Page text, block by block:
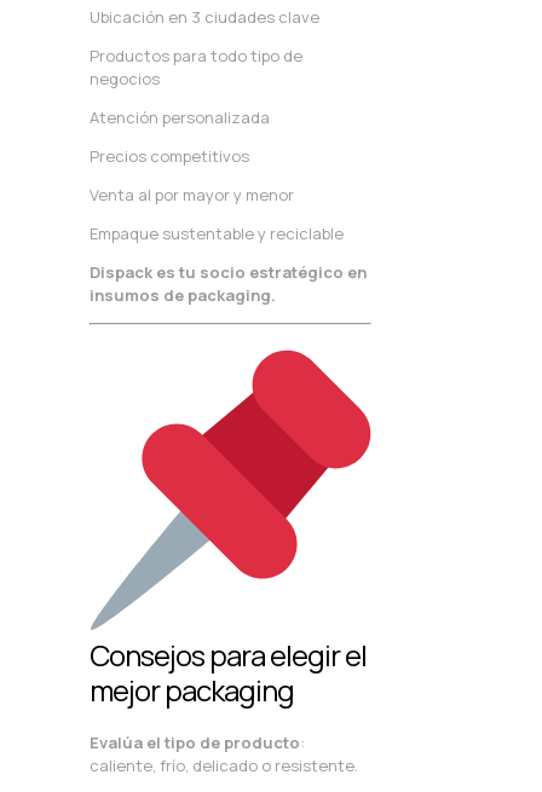
Ubicación en 3 ciudades clave
Productos para todo tipo de
negocios
Atención personalizada
Precios competitivos
Venta al por mayor y menor
Empaque sustentable y reciclable
Dispack es tu socio estratégico en
insumos de packaging.
Consejos para elegir el
mejor packaging
Evalúa el tipo de producto:
caliente, frío, delicado o resistente.